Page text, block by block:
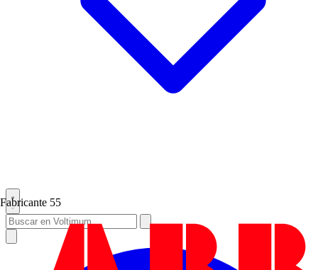
Fabricante 55